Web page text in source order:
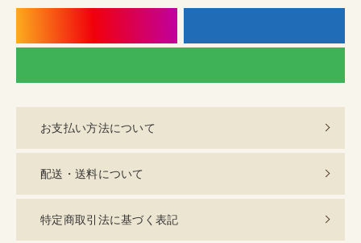
お支払い方法について
配送・送料について
特定商取引法に基づく表記